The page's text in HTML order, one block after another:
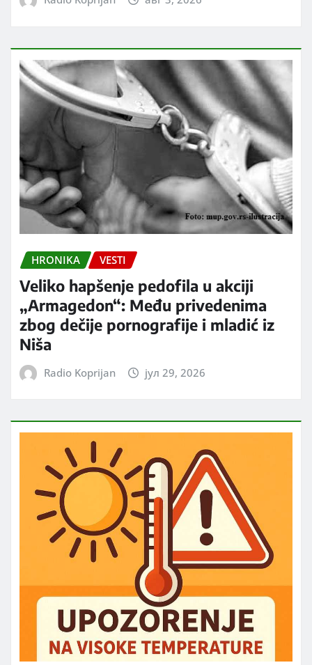
HRONIKA VESTI
Veliko hapšenje pedofila u akciji
„Armagedon“: Među privedenima
zbog dečije pornografije i mladić iz
Niša
Radio Koprijan јул 29, 2026